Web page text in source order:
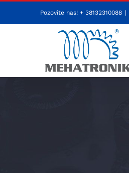
to
Pozovite nas! + 38132310088 |